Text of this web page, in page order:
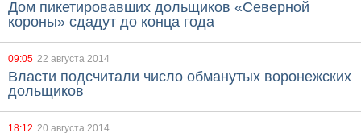
Дом пикетировавших дольщиков «Северной
короны» сдадут до конца года
09:05 22 августа 2014
Власти подсчитали число обманутых воронежских
дольщиков
18:12 20 августа 2014